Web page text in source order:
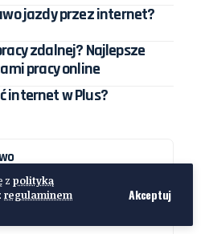
z polityką
regulaminem
Akceptuj
jazdy przez internet?
zdalnej? Najlepsze
pracy online
internet w Plus?